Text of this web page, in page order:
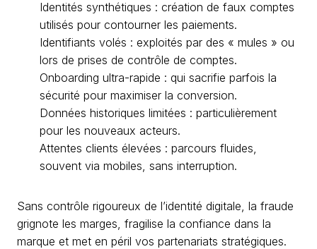
Identités synthétiques : création de faux comptes
utilisés pour contourner les paiements.
Identifiants volés : exploités par des « mules » ou
lors de prises de contrôle de comptes.
Onboarding ultra-rapide : qui sacrifie parfois la
sécurité pour maximiser la conversion.
Données historiques limitées : particulièrement
pour les nouveaux acteurs.
Attentes clients élevées : parcours fluides,
souvent via mobiles, sans interruption.
Sans contrôle rigoureux de l’identité digitale, la fraude
grignote les marges, fragilise la confiance dans la
marque et met en péril vos partenariats stratégiques.